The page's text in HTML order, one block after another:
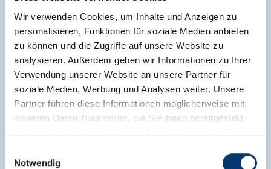
Wir verwenden Cookies, um Inhalte und Anzeigen zu
personalisieren, Funktionen für soziale Medien anbieten
zu können und die Zugriffe auf unsere Website zu
analysieren. Außerdem geben wir Informationen zu Ihrer
Verwendung unserer Website an unsere Partner für
soziale Medien, Werbung und Analysen weiter. Unsere
Partner führen diese Informationen möglicherweise mit
weiteren Daten zusammen, die Sie ihnen bereitgestellt
haben oder die sie im Rahmen Ihrer Nutzung der Dienste
Notwendig